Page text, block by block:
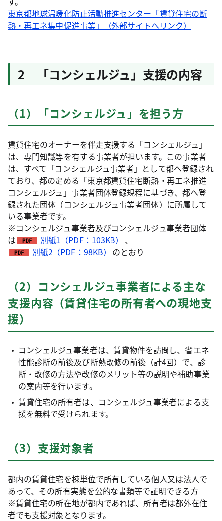
東京都地球温暖化防止活動推進センター「賃貸住宅の断
熱・再エネ集中促進事業」（外部サイトへリンク）
2 「コンシェルジュ」支援の内容
（1）「コンシェルジュ」を担う方
賃貸住宅のオーナーを伴走支援する「コンシェルジュ」
は、専門知識等を有する事業者が担います。この事業者
は、すべて「コンシェルジュ事業者」として都へ登録され
ており、都の定める「東京都賃貸住宅断熱・再エネ推進
コンシェルジュ」事業者団体登録規程に基づき、都へ登
録された団体（コンシェルジュ事業者団体）に所属して
いる事業者です。
※コンシェルジュ事業者及びコンシェルジュ事業者団体
は
別紙1（PDF：103KB）
、
別紙2（PDF：98KB）
のとおり
（2）コンシェルジュ事業者による主な
支援内容（賃貸住宅の所有者への現地支
援）
コンシェルジュ事業者は、賃貸物件を訪問し、省エネ
性能診断の前後及び断熱改修の前後（計4回）で、診
断・改修の方法や改修のメリット等の説明や補助事業
の案内等を行います。
賃貸住宅の所有者は、コンシェルジュ事業者による支
援を無料で受けられます。
（3）支援対象者
都内の賃貸住宅を棟単位で所有している個人又は法人で
あって、その所有実態を公的な書類等で証明できる方
※賃貸住宅の所在地が都内であれば、所有者は都外在住
者でも支援対象となります。